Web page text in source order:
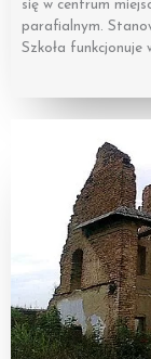
się w centrum
parafialnym.
Szkoła funkcjonuje